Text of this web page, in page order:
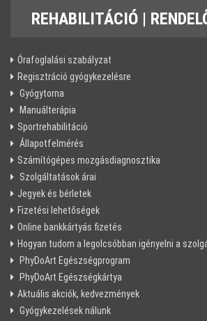
REHABILITÁCIÓ |
Órafoglalási szabályzat
Regisztráció gyógykezelésre
Gyógytorna
Manuálterápia
Sportrehabilitáció
Állapotfelmérés
Számítógépes mozgásdiagnosztika
Szolgáltatások árai
Jegyek és bérletek
Fizetési lehetőségek
Online bankkártyás fizetés
Hogyan tudom a legolcsóbban igényelni a
PhyDoArt Egészségprogram
PhyDoArt Egészségkártya
Aktuális akciók, kedvezmények
Gyógykezelések nálunk